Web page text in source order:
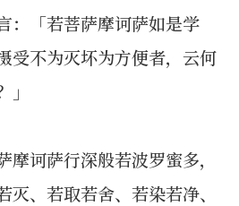
：「若菩萨摩诃萨如是学
受不为灭坏为方便者，云何
摩诃萨行深般若波罗蜜多，
灭、若取若舍、若染若净、